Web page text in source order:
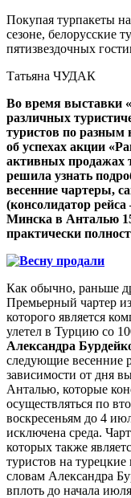
Покупая турпакеты
сезоне, белорусские
пятизвездочных
Татьяна ЧУДАК
Во время выставки
различных
туристов по разным
об успехах акции
активных продажах
решила узнать
весенние чартеры,
(консолидатор
Минска в Анталью
практически
Как обычно, раньше
Премь­ерный чартер
которого является
улетел в Турцию со
Александра
следующие весенние
зависимости от дня
Анталью, которые
осуществляться по
воскресеньям до 4
исключена среда.
которых также
туристов на
словам Александра
вплоть до начала